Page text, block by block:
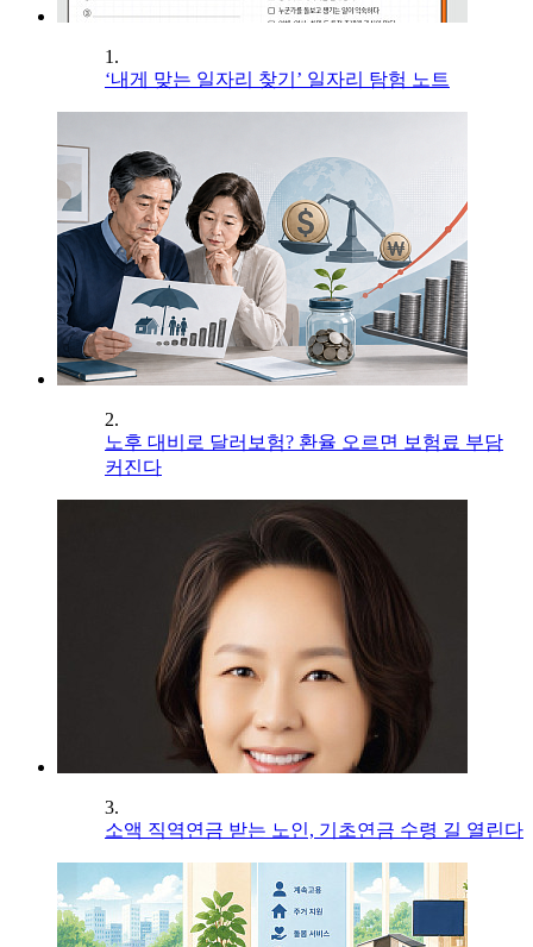
1.
‘내게 맞는 일자리 찾기’ 일자리 탐험 노트
2.
노후 대비로 달러보험? 환율 오르면 보험료 부담
커진다
3.
소액 직역연금 받는 노인, 기초연금 수령 길 열린다